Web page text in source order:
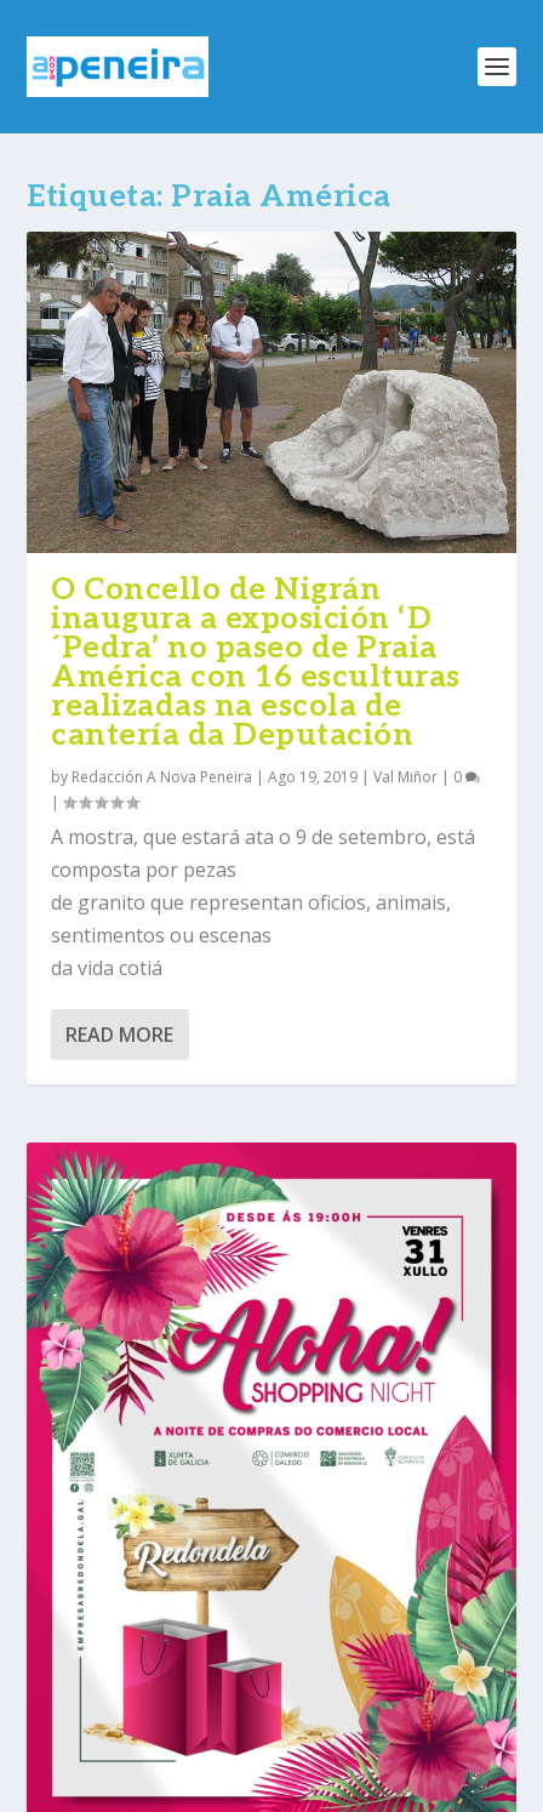
Etiqueta: Praia América
O Concello de Nigrán
inaugura a exposición ‘D
´Pedra’ no paseo de Praia
América con 16 esculturas
realizadas na escola de
cantería da Deputación
by Redacción A Nova Peneira |Ago 19, 2019 |Val Miñor | 0
|
A mostra, que estará ata o 9 de setembro, está
composta por pezas
de granito que representan oficios, animais,
sentimentos ou escenas
da vida cotiá
READ MORE